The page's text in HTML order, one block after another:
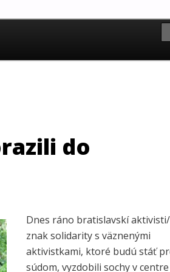
Rights
do
Dnes ráno bratislavskí
znak solidarity s väznenými
aktivistkami, ktoré budú stáť
súdom, vyzdobili sochy v